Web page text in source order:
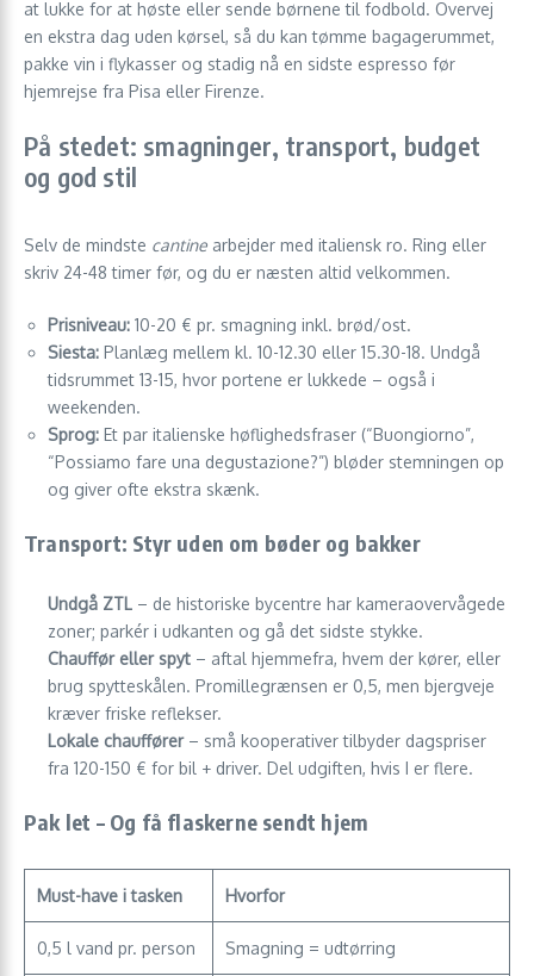
at lukke for at høste eller sende børnene til fodbold. Overvej
en ekstra dag uden kørsel, så du kan tømme bagagerummet,
pakke vin i flykasser og stadig nå en sidste espresso før
hjemrejse fra Pisa eller Firenze.
På stedet: smagninger, transport, budget
og god stil
Selv de mindste cantine arbejder med italiensk ro. Ring eller
skriv 24-48 timer før, og du er næsten altid velkommen.
Prisniveau: 10-20 € pr. smagning inkl. brød/ost.
Siesta: Planlæg mellem kl. 10-12.30 eller 15.30-18. Undgå
tidsrummet 13-15, hvor portene er lukkede – også i
weekenden.
Sprog: Et par italienske høflighedsfraser (“Buongiorno”,
“Possiamo fare una degustazione?”) bløder stemningen op
og giver ofte ekstra skænk.
Transport: Styr uden om bøder og bakker
Undgå ZTL – de historiske bycentre har kameraovervågede
zoner; parkér i udkanten og gå det sidste stykke.
Chauffør eller spyt – aftal hjemmefra, hvem der kører, eller
brug spytteskålen. Promillegrænsen er 0,5, men bjergveje
kræver friske reflekser.
Lokale chauffører– små kooperativer tilbyder dagspriser
fra 120-150 € for bil + driver. Del udgiften, hvis I er flere.
Pak let – Og få flaskerne sendt hjem
Must-have i tasken Hvorfor
0,5 l vand pr. person Smagning = udtørring